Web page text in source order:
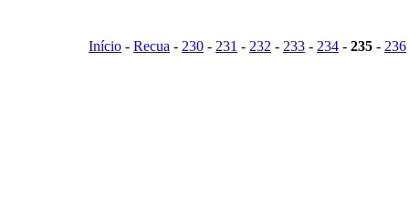
Início - Recua - 230 - 231 - 232 - 233 - 234 - 235 - 236